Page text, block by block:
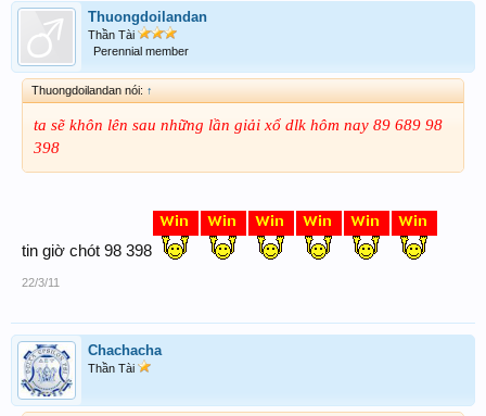
Thuongdoilandan
Thần Tài
Perennial member
Thuongdoilandan nói: ↑
ta sẽ khôn lên sau những lần giải xổ dlk hôm nay 89 689 98
398
tin giờ chót 98 398
22/3/11
Chachacha
Thần Tài